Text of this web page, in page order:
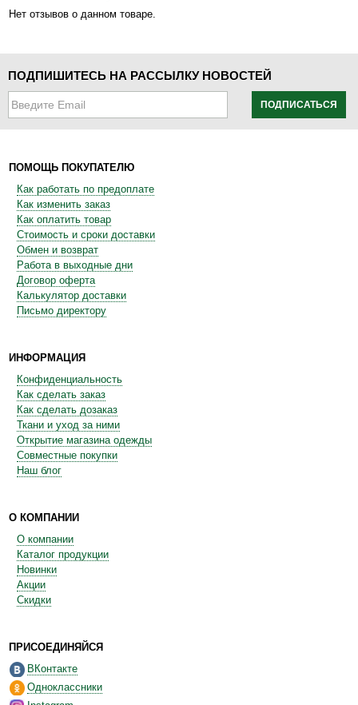
Нет отзывов о данном товаре.
ПОДПИШИТЕСЬ НА РАССЫЛКУ НОВОСТЕЙ
ПОДПИСАТЬСЯ
ПОМОЩЬ ПОКУПАТЕЛЮ
Как работать по предоплате
Как изменить заказ
Как оплатить товар
Стоимость и сроки доставки
Обмен и возврат
Работа в выходные дни
Договор оферта
Калькулятор доставки
Письмо директору
ИНФОРМАЦИЯ
Конфиденциальность
Как сделать заказ
Как сделать дозаказ
Ткани и уход за ними
Открытие магазина одежды
Совместные покупки
Наш блог
О КОМПАНИИ
О компании
Каталог продукции
Новинки
Акции
Скидки
ПРИСОЕДИНЯЙСЯ
ВКонтакте
Одноклассники